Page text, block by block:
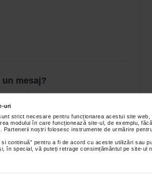
uri
strict necesare pentru funcționarea acestui site
modului în care funcționează site-ul, de exemplu,
Partenerii noștri folosesc instrumente de urmărire
continuă” pentru a fi de acord cu aceste utilizări sau
în special, vă puteți retrage consimțământul pe site-ul
un mesaj?
de aici!